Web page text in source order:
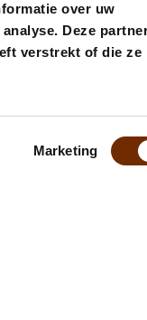
over uw
Deze
verstrekt of die ze
Marketing